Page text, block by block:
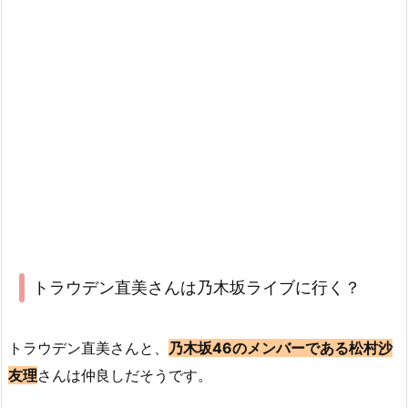
トラウデン直美さんは乃木坂ライブに行く？
トラウデン直美さんと、 乃木坂46のメンバーである松村沙
友理さんは仲良しだそうです。